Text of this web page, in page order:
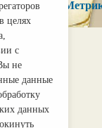
целях
с
не
данные
данных